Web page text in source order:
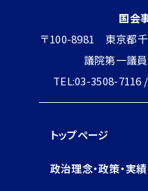
国会
〒100-8981 東京都
議院第一議
TEL:03-3508-7116
トップページ
政治理念・政策・実績